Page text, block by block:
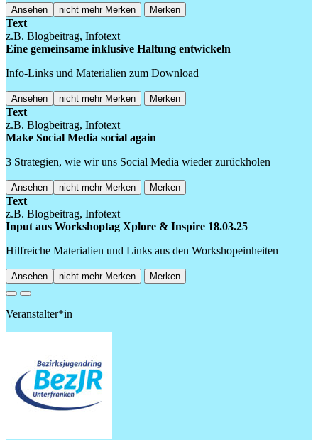
Ansehen nicht mehr Merken Merken
Text
z.B. Blogbeitrag, Infotext
Eine gemeinsame inklusive Haltung entwickeln
Info-Links und Materialien zum Download
Ansehen nicht mehr Merken Merken
Text
z.B. Blogbeitrag, Infotext
Make Social Media social again
3 Strategien, wie wir uns Social Media wieder zurückholen
Ansehen nicht mehr Merken Merken
Text
z.B. Blogbeitrag, Infotext
Input aus Workshoptag Xplore & Inspire 18.03.25
Hilfreiche Materialien und Links aus den Workshopeinheiten
Ansehen nicht mehr Merken Merken
Previous
Next
Veranstalter*in